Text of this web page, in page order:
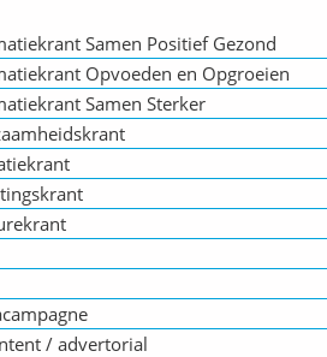
Samen Positief Gezond
Opvoeden en Opgroeien
Samen Sterker
/ advertorial